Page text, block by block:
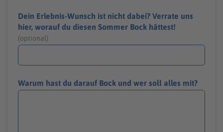
Dein Erlebnis-Wunsch ist nicht dabei? Verrate uns
hier, worauf du diesen Sommer Bock hättest!
(optional)
Warum hast du darauf Bock und wer soll alles mit?